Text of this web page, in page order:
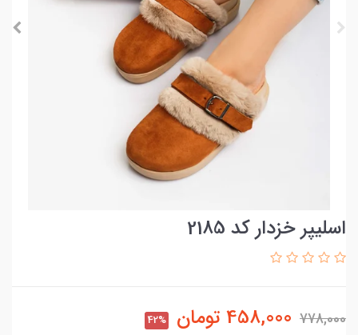
اسلیپر خزدار کد 2185
778,000
458,000 تومان 42%